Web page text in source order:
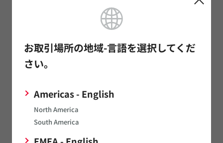
お取引場所の地域-言語を選択してくだ
さい。
Americas - English
North America
South America
企業メールアドレス